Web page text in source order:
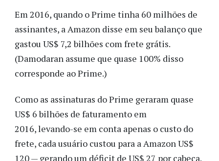
Em 2016, quando o Prime tinha 60 milhões de
assinantes, a Amazon disse em seu balanço que
gastou US$ 7,2 bilhões com frete grátis.
(Damodaran assume que quase 100% disso
corresponde ao Prime.)
Como as assinaturas do Prime geraram quase
US$ 6 bilhões de faturamento em
2016, levando-se em conta apenas o custo do
frete, cada usuário custou para a Amazon US$
120 — gerando um déficit de US$ 27 por cabeça.